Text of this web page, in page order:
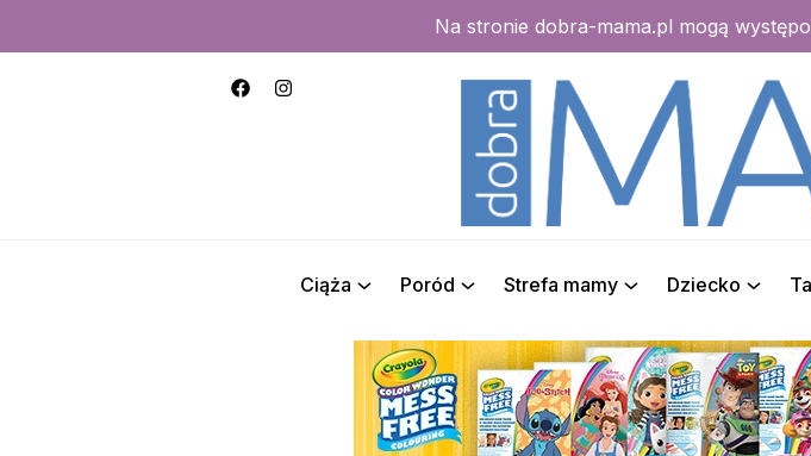
Na stronie dobra-mama.pl mogą
Ciąża Poród Strefa mamy Dziecko